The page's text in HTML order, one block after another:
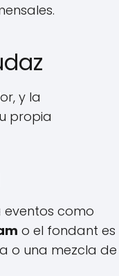
y la
propia
eventos como
o el fondant es
o una mezcla de